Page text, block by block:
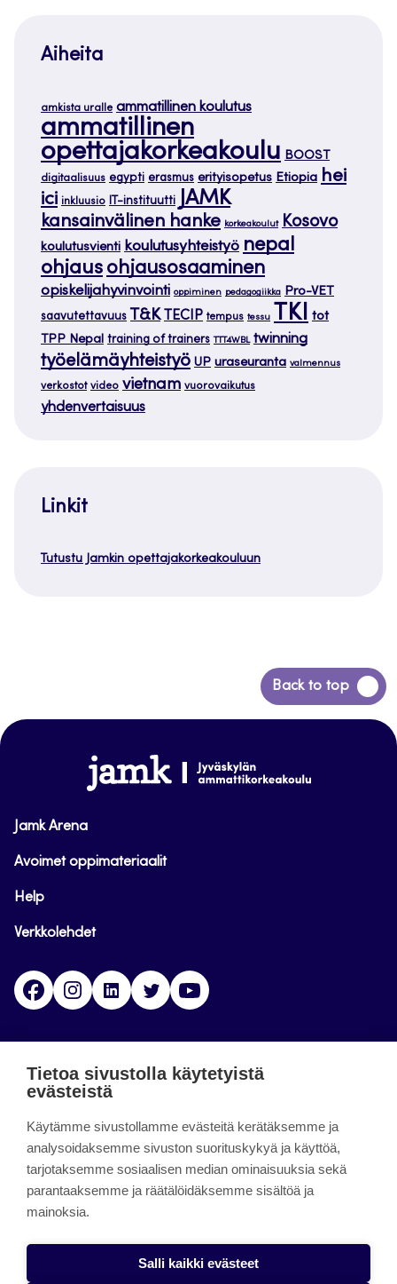
Aiheita
amkista uralle ammatillinen koulutus
ammatillinen
opettajakorkeakoulu BOOST
digitaalisuus egypti erasmus erityisopetus Etiopia hei
ici inkluusio IT-instituutti JAMK
kansainvälinen hanke korkeakoulut Kosovo
koulutusvienti koulutusyhteistyö nepal
ohjaus ohjausosaaminen
opiskelijahyvinvointi oppiminen pedagogiikka Pro-VET
saavutettavuus T&K TECIP tempus tessu TKI tot
TPP Nepal training of trainers TTT4WBL twinning
työelämäyhteistyö UP uraseuranta valmennus
verkostot video vietnam vuorovaikutus
yhdenvertaisuus
Linkit
Tutustu Jamkin opettajakorkeakouluun
Back to top
Siirry
takaisin
www.jamk.fi
Jamk Arena
Avoimet oppimateriaalit
Help
Verkkolehdet
FacebookInstagramLinkedinTwitter
päättynyt 11.9.2023.
About the site
Käyttöehdot
Saavutettavuusseloste
Tietoa sivustolla käytetyistä
evästeistä
Käytämme sivustollamme evästeitä kerätäksemme ja
analysoidaksemme sivuston suorituskykyä ja käyttöä,
tarjotaksemme sosiaalisen median ominaisuuksia sekä
parantaaksemme ja räätälöidäksemme sisältöä ja
mainoksia.
Salli kaikki evästeet